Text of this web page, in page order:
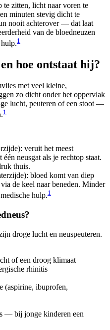
te zitten, licht naar voren te
minuten stevig dicht te
nooit achterover — dat laat
van de bloedneuzen
1
hoe ontstaat hij?
met veel kleine,
zo dicht onder het oppervlak
lucht, peuteren of een stoot —
1
veruit het meest
neusgat als je rechtop staat.
thuis.
bloed komt van diep
de keel naar beneden. Minder
hulp.1
droge lucht en neuspeuteren.
of een droog klimaat
rhinitis
(aspirine, ibuprofen,
— bij jonge kinderen een